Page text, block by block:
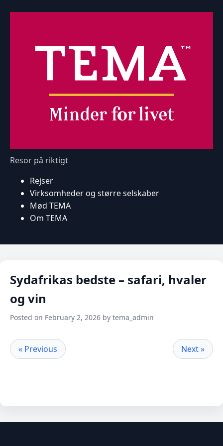
Resor på riktigt
Rejser
Virksomheder og større selskaber
Mød TEMA
Om TEMA
Sydafrikas bedste – safari, hvaler
og vin
Posted on February 2, 2026 by tema_admin
« Previous Next »